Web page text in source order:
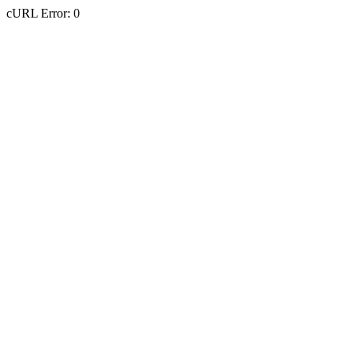
cURL Error: 0